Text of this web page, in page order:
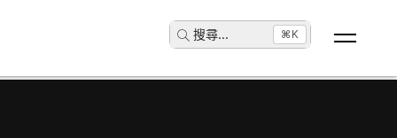
搜尋... ⌘K